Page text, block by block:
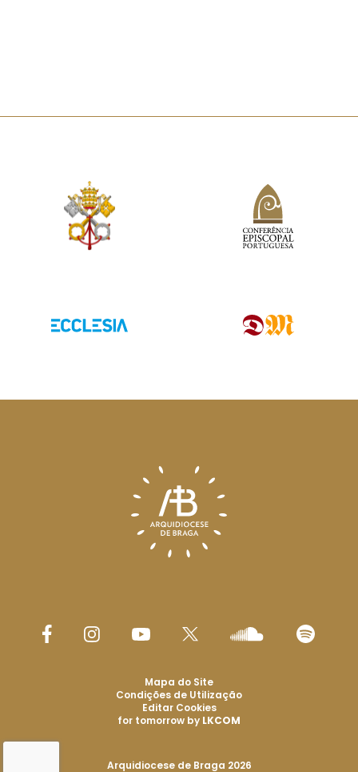
Arquidiocese de Braga 2026
Mapa do Site
Condições de Utilização
Editar Cookies
for tomorrow by LKCOM